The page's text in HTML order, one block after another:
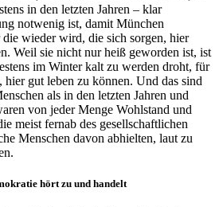
in den letzten Jahren – klar
notwenig ist, damit München
wieder wird, die sich sorgen, hier
Weil sie nicht nur heiß geworden ist, ist
im Winter kalt zu werden droht, für
hier gut leben zu können. Und das sind
als in den letzten Jahren und
von jeder Menge Wohlstand und
meist fernab des gesellschaftlichen
Menschen davon abhielten, laut zu
hört zu und handelt